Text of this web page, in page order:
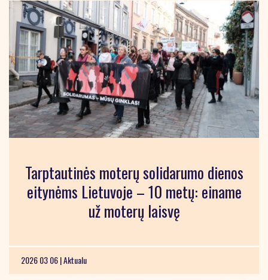
Tarptautinės moterų solidarumo dienos
eitynėms Lietuvoje – 10 metų: einame
už moterų laisvę
2026 03 06 |Aktualu